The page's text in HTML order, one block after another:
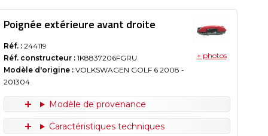
Poignée extérieure avant droite
Réf. : 244119
Réf. constructeur : 1K8837206FGRU
Modèle d'origine : VOLKSWAGEN GOLF 6 2008 -
201304
+ photos
Modèle de provenance
Caractéristiques techniques